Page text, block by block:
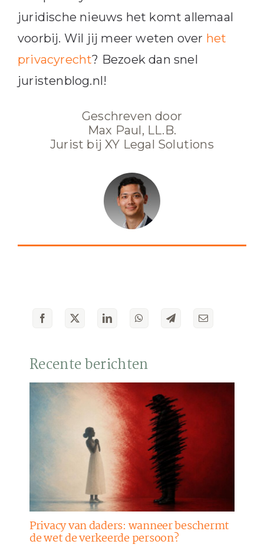
Recente berichten
Privacy van daders: wanneer beschermt
de wet de verkeerde persoon?
juridische nieuws het komt allemaal
voorbij. Wil jij meer weten over het
privacyrecht? Bezoek dan snel
juristenblog.nl!
Geschreven door
Max Paul, LL.B.
Jurist bij XY Legal Solutions